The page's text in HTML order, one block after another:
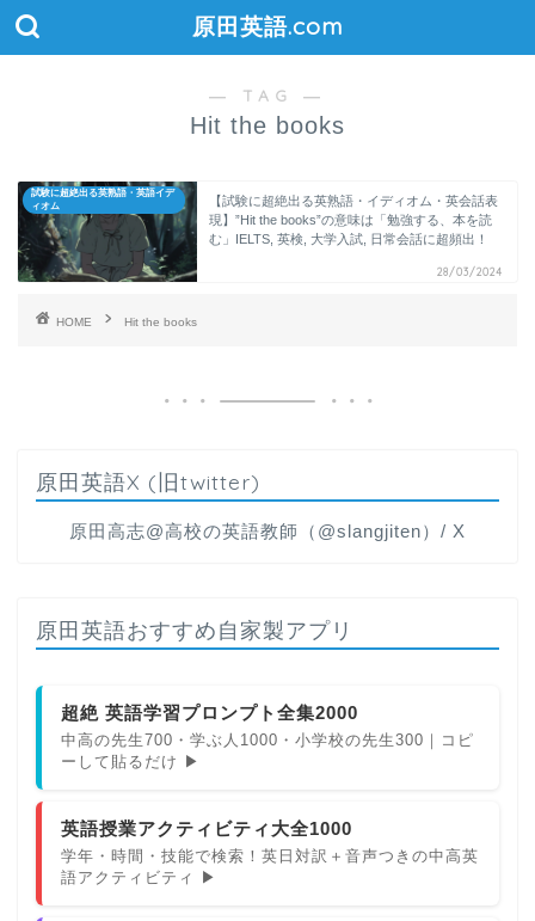
原田英語.com
― TAG ―
Hit the books
試験に超絶出る英熟語・英語イデ
ィオム
【試験に超絶出る英熟語・イディオム・英会話表
現】”Hit the books”の意味は「勉強する、本を読
む」IELTS, 英検, 大学入試, 日常会話に超頻出！
28/03/2024
HOME Hit the books
原田英語X (旧twitter)
原田高志@高校の英語教師（@slangjiten）/ X
原田英語おすすめ自家製アプリ
超絶 英語学習プロンプト全集2000
中高の先生700・学ぶ人1000・小学校の先生300｜コピ
ーして貼るだけ ▶
英語授業アクティビティ大全1000
学年・時間・技能で検索！英日対訳＋音声つきの中高英
語アクティビティ ▶